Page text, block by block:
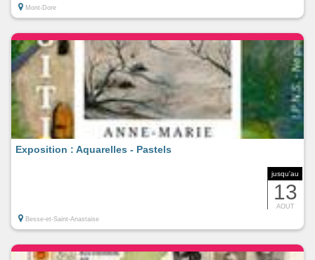
Mont-Dore
jusqu'au
13
AOUT
Exposition : Aquarelles - Pastels
Besse-et-Saint-Anastaise